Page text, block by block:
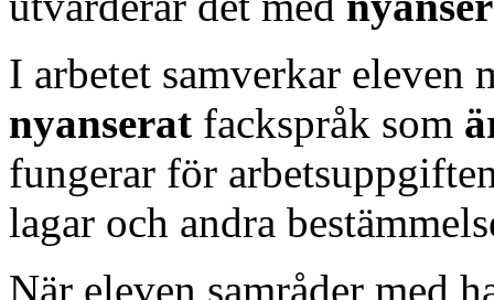
I arbetet samverkar eleven
nyanserat fackspråk som
fungerar för
lagar och andra
När eleven samråder med